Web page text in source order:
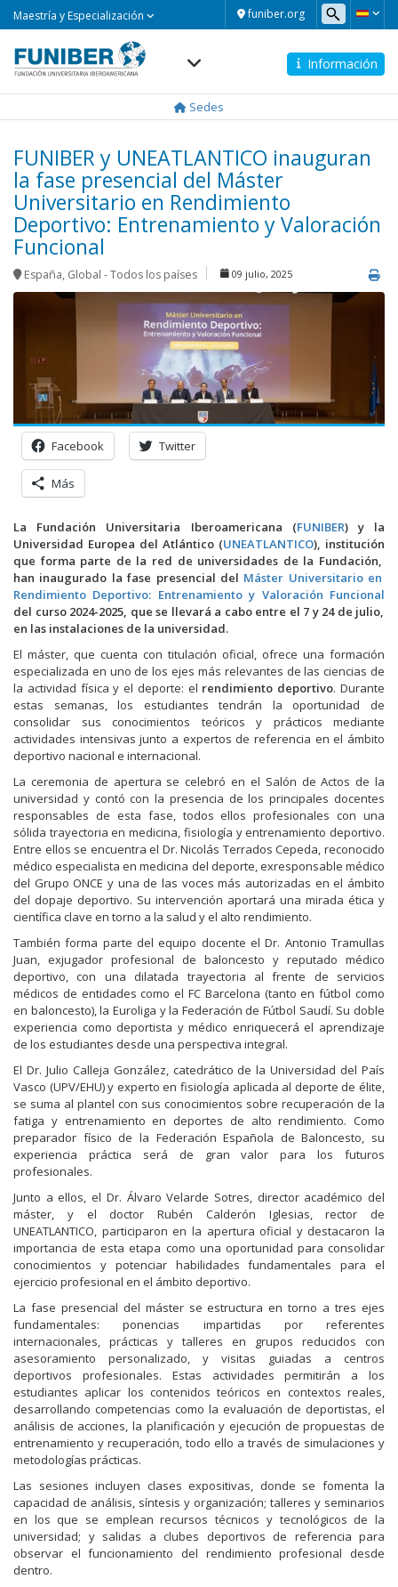
funiber.org
Maestría y Especialización
Información
Sedes
FUNIBER y UNEATLANTICO inauguran
la fase presencial del Máster
Universitario en Rendimiento
Deportivo: Entrenamiento y Valoración
Funcional
España, Global - Todos los países 09 julio, 2025
Facebook Twitter
Más
La Fundación Universitaria Iberoamericana (FUNIBER) y la
Universidad Europea del Atlántico (UNEATLANTICO), institución
que forma parte de la red de universidades de la Fundación,
han inaugurado la fase presencial del Máster Universitario en
Rendimiento Deportivo: Entrenamiento y Valoración Funcional
del curso 2024-2025, que se llevará a cabo entre el 7 y 24 de julio,
en las instalaciones de la universidad.
El máster, que cuenta con titulación oficial, ofrece una formación
especializada en uno de los ejes más relevantes de las ciencias de
la actividad física y el deporte: el rendimiento deportivo. Durante
estas semanas, los estudiantes tendrán la oportunidad de
consolidar sus conocimientos teóricos y prácticos mediante
actividades intensivas junto a expertos de referencia en el ámbito
deportivo nacional e internacional.
La ceremonia de apertura se celebró en el Salón de Actos de la
universidad y contó con la presencia de los principales docentes
responsables de esta fase, todos ellos profesionales con una
sólida trayectoria en medicina, fisiología y entrenamiento deportivo.
Entre ellos se encuentra el Dr. Nicolás Terrados Cepeda, reconocido
médico especialista en medicina del deporte, exresponsable médico
del Grupo ONCE y una de las voces más autorizadas en el ámbito
del dopaje deportivo. Su intervención aportará una mirada ética y
científica clave en torno a la salud y el alto rendimiento.
También forma parte del equipo docente el Dr. Antonio Tramullas
Juan, exjugador profesional de baloncesto y reputado médico
deportivo, con una dilatada trayectoria al frente de servicios
médicos de entidades como el FC Barcelona (tanto en fútbol como
en baloncesto), la Euroliga y la Federación de Fútbol Saudí. Su doble
experiencia como deportista y médico enriquecerá el aprendizaje
de los estudiantes desde una perspectiva integral.
El Dr. Julio Calleja González, catedrático de la Universidad del País
Vasco (UPV/EHU) y experto en fisiología aplicada al deporte de élite,
se suma al plantel con sus conocimientos sobre recuperación de la
fatiga y entrenamiento en deportes de alto rendimiento. Como
preparador físico de la Federación Española de Baloncesto, su
experiencia práctica será de gran valor para los futuros
profesionales.
Junto a ellos, el Dr. Álvaro Velarde Sotres, director académico del
máster, y el doctor Rubén Calderón Iglesias, rector de
UNEATLANTICO, participaron en la apertura oficial y destacaron la
importancia de esta etapa como una oportunidad para consolidar
conocimientos y potenciar habilidades fundamentales para el
ejercicio profesional en el ámbito deportivo.
La fase presencial del máster se estructura en torno a tres ejes
fundamentales: ponencias impartidas por referentes
internacionales, prácticas y talleres en grupos reducidos con
asesoramiento personalizado, y visitas guiadas a centros
deportivos profesionales. Estas actividades permitirán a los
estudiantes aplicar los contenidos teóricos en contextos reales,
desarrollando competencias como la evaluación de deportistas, el
análisis de acciones, la planificación y ejecución de propuestas de
entrenamiento y recuperación, todo ello a través de simulaciones y
metodologías prácticas.
Las sesiones incluyen clases expositivas, donde se fomenta la
capacidad de análisis, síntesis y organización; talleres y seminarios
en los que se emplean recursos técnicos y tecnológicos de la
universidad; y salidas a clubes deportivos de referencia para
observar el funcionamiento del rendimiento profesional desde
dentro.